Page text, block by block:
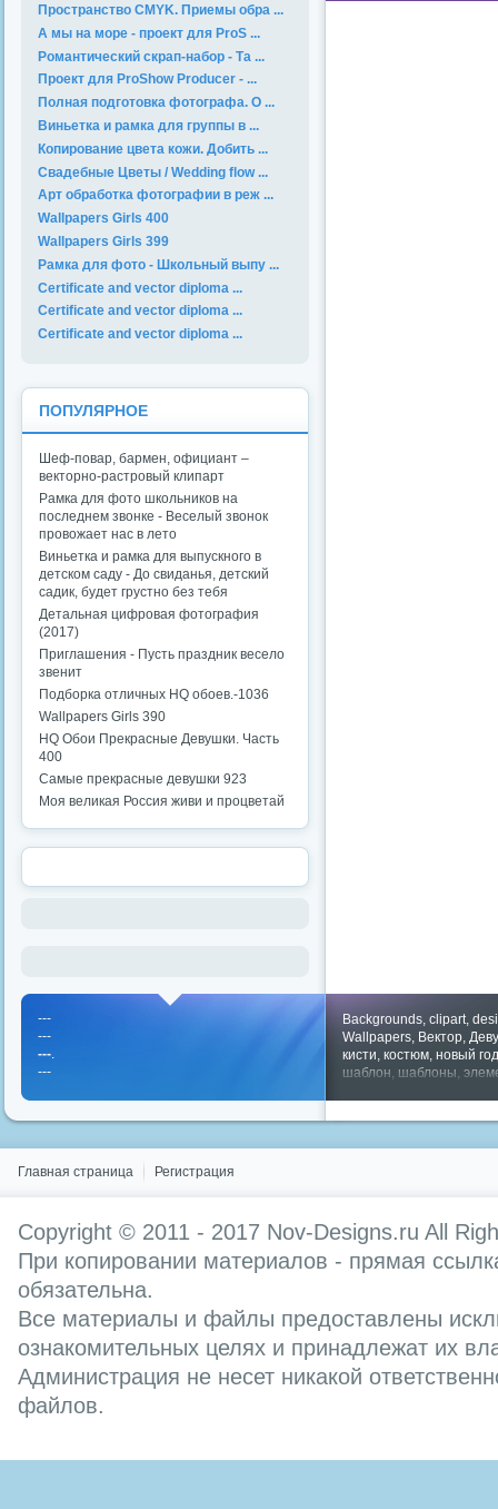
Пространство CMYK. Приемы обра ...
А мы на море - проект для ProS ...
Романтический скрап-набор - Та ...
Проект для ProShow Producer - ...
Полная подготовка фотографа. О ...
Виньетка и рамка для группы в ...
Копирование цвета кожи. Добить ...
Свадебные Цветы / Wedding flow ...
Арт обработка фотографии в реж ...
Wallpapers Girls 400
Wallpapers Girls 399
Рамка для фото - Школьный выпу ...
Certificate and vector diploma ...
Certificate and vector diploma ...
Certificate and vector diploma ...
ПОПУЛЯРНОЕ
Шеф-повар, бармен, официант –
векторно-растровый клипарт
Рамка для фото школьников на
последнем звонке - Веселый звонок
провожает нас в лето
Виньетка и рамка для выпускного в
детском саду - До свиданья, детский
садик, будет грустно без тебя
Детальная цифровая фотография
(2017)
Приглашения - Пусть праздник весело
звенит
Подборка отличных HQ обоев.-1036
Wallpapers Girls 390
HQ Обои Прекрасные Девушки. Часть
400
Самые прекрасные девушки 923
Моя великая Россия живи и процветай
Backgrounds, clipart,
Wallpapers, Вектор,
кисти, костюм, новый год
шаблон, шаблоны,
---
---
---.
---
Главная страница Регистрация
Copyright © 2011 - 2017 Nov-Designs.ru All
При копировании материалов - прямая
обязательна.
Все материалы и файлы предоставлены
ознакомительных целях и принадлежат их
Администрация не несет никакой
файлов.